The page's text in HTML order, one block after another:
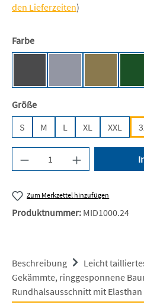
den Lieferzeiten)
Farbeauswählen
Größeauswählen
S
M L XL XXL
Produkt Anzahl: Gib
Zum Merkzettel hinzufügen
Produktnummer: MID1000.24
Beschreibung
Leicht
Gekämmte, ringgesponnene
Rundhalsausschnitt mit